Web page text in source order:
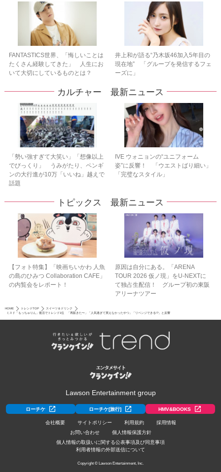
FANTASTICS世界、「悔しいことは
たくさん経験してきた」 人生にお
いて大切にしているものとは？
井上和が語る“乃木坂46加入5年目の
現在地” 「グループを発信するフェ
ーズに」
カルチャー 最新ニュース
「勢い強すぎて大笑い」「想像以上
でびっくり」 うみがたり、ペンギ
ンの大行進が10万「いいね」越えで
話題
IVE ウォニョンの“ユニフォーム
姿”に反響！ 「ウエストばり細い」
「完璧なスタイル」
トピックス 最新ニュース
【フォト特集】「映画ちいかわ 人魚
の島のひみつ Collaboration CAFE」
の内覧会をレポート！
原因は自分にある。「ARENA
TOUR 2026 仮ノ現」をU-NEXTに
て独占生配信！ グループ初の東阪
アリーナツアー
HOME トレンドTOP
スイーツ＆ドリンク
ミスド「もっちゅりん」復活でトレンド1位 「再販きた〜」「人気過ぎて買えなかったやつ」「リベンジできる!?」と反響
Lawson Entertainment group
ローチケ ローチケ[旅行] HMV&BOOKS
会社概要 サイトポリシー 利用規約
採用情報
お問い合わせ
個人情報保護方針
個人情報の取扱いに関する公表事項及び同意事項
利用者情報の外部送信について
Copyright © Lawson Entertainment, Inc.